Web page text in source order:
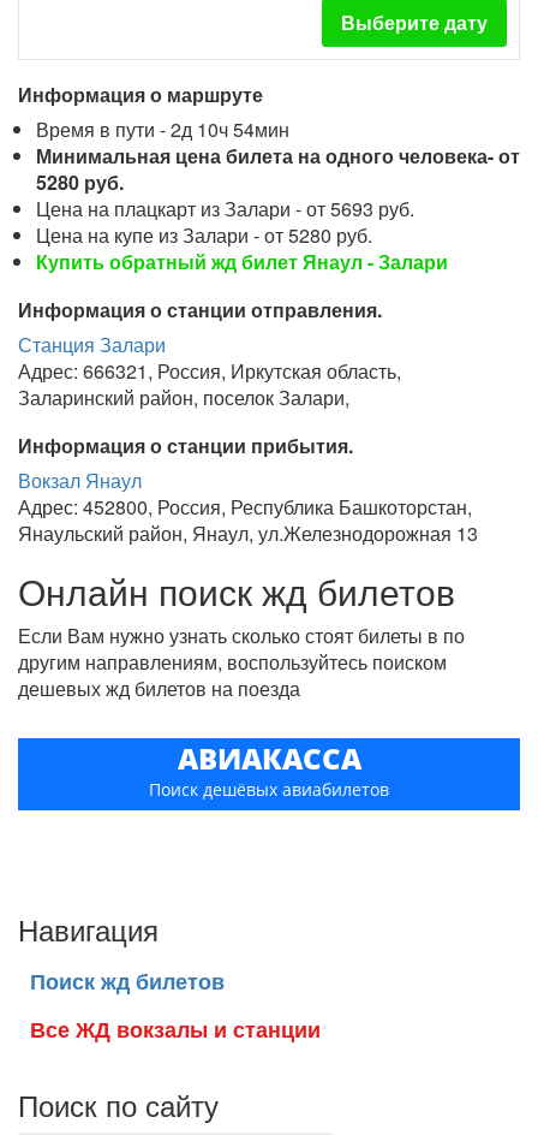
Выберите дату
Информация о маршруте
Время в пути - 2д 10ч 54мин
Минимальная цена билета на одного человека- от
5280 руб.
Цена на плацкарт из Залари - от 5693 руб.
Цена на купе из Залари - от 5280 руб.
Купить обратный жд билет Янаул - Залари
Информация о станции отправления.
Станция Залари
Адрес: 666321, Россия, Иркутская область,
Заларинский район, поселок Залари,
Информация о станции прибытия.
Вокзал Янаул
Адрес: 452800, Россия, Республика Башкоторстан,
Янаульский район, Янаул, ул.Железнодорожная 13
Онлайн поиск жд билетов
Если Вам нужно узнать сколько стоят билеты в по
другим направлениям, воспользуйтесь поиском
дешевых жд билетов на поезда
АВИАКАССА
Поиск дешёвых авиабилетов
Навигация
Поиск жд билетов
Все ЖД вокзалы и станции
Поиск по сайту